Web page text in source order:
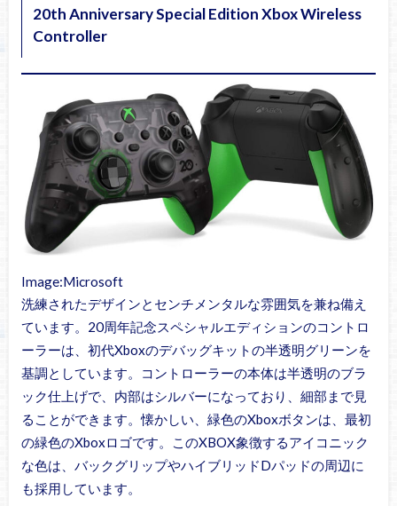
20th Anniversary Special Edition Xbox Wireless
Controller
Image:Microsoft
洗練されたデザインとセンチメンタルな雰囲気を兼ね備え
ています。20周年記念スペシャルエディションのコントロ
ーラーは、初代Xboxのデバッグキットの半透明グリーンを
基調としています。コントローラーの本体は半透明のブラ
ック仕上げで、内部はシルバーになっており、細部まで見
ることができます。懐かしい、緑色のXboxボタンは、最初
の緑色のXboxロゴです。このXBOX象徴するアイコニック
な色は、バックグリップやハイブリッドDパッドの周辺に
も採用しています。